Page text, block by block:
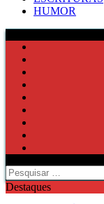
HUMOR
Pesquisar
por:
Destaques